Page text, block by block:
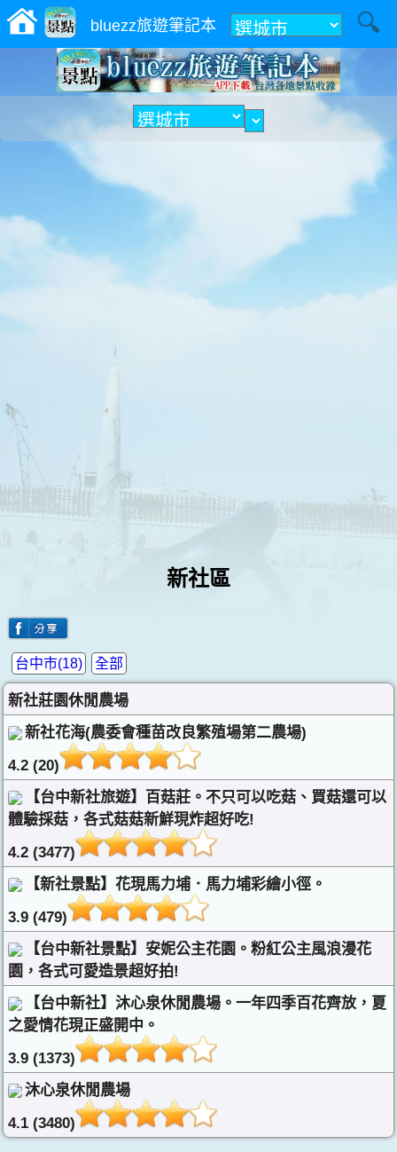
bluezz旅遊筆記本 附近
新社區
全部
台中市(18)
新社莊園休閒農場
新社花海(農委會種苗改良繁殖場第二農場)
4.2 (20)
【台中新社旅遊】百菇莊。不只可以吃菇、買菇還可以
體驗採菇，各式菇菇新鮮現炸超好吃!
4.2 (3477)
【新社景點】花現馬力埔．馬力埔彩繪小徑。
3.9 (479)
【台中新社景點】安妮公主花園。粉紅公主風浪漫花
園，各式可愛造景超好拍!
【台中新社】沐心泉休閒農場。一年四季百花齊放，夏
之愛情花現正盛開中。
3.9 (1373)
沐心泉休閒農場
4.1 (3480)